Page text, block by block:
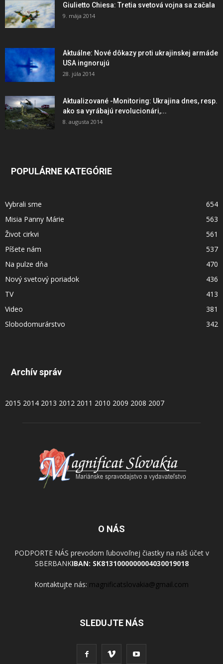
Giulietto Chiesa: Tretia svetová vojna sa začala
9. mája 2014
Aktuálne: Nové dôkazy proti ukrajinskej armáde
USA ingnorujú
28. júla 2014
Aktualizované -Monitoring: Ukrajina dnes, resp.
ako sa vyrábajú revolucionári,...
8. augusta 2014
POPULÁRNE KATEGÓRIE
Vybrali sme
654
Misia Panny Márie
563
Život cirkvi
561
Píšete nám
537
Na pulze dňa
470
Nový svetový poriadok
436
TV
413
Video
381
Slobodomurárstvo
342
Archív správ
2015 2014 2013 2012 2011 2010 2009 2008 2007
O NÁS
PODPORTE NÁS prevodom ľubovoľnej čiastky na náš účet v
SBERBANKIBAN: SK8131000000004030019018
Kontaktujte nás: magnificatslovakia@gmail.com
SLEDUJTE NÁS